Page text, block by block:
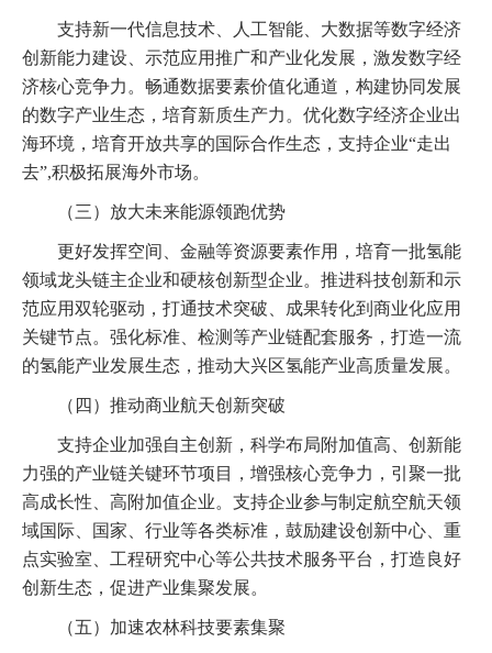
支持新一代信息技术、人工智能、大数据等数字经济
创新能力建设、示范应用推广和产业化发展，激发数字经
济核心竞争力。畅通数据要素价值化通道，构建协同发展
的数字产业生态，培育新质生产力。优化数字经济企业出
海环境，培育开放共享的国际合作生态，支持企业“走出
去”,积极拓展海外市场。
（三）放大未来能源领跑优势
更好发挥空间、金融等资源要素作用，培育一批氢能
领域龙头链主企业和硬核创新型企业。推进科技创新和示
范应用双轮驱动，打通技术突破、成果转化到商业化应用
关键节点。强化标准、检测等产业链配套服务，打造一流
的氢能产业发展生态，推动大兴区氢能产业高质量发展。
（四）推动商业航天创新突破
支持企业加强自主创新，科学布局附加值高、创新能
力强的产业链关键环节项目，增强核心竞争力，引聚一批
高成长性、高附加值企业。支持企业参与制定航空航天领
域国际、国家、行业等各类标准，鼓励建设创新中心、重
点实验室、工程研究中心等公共技术服务平台，打造良好
创新生态，促进产业集聚发展。
（五）加速农林科技要素集聚